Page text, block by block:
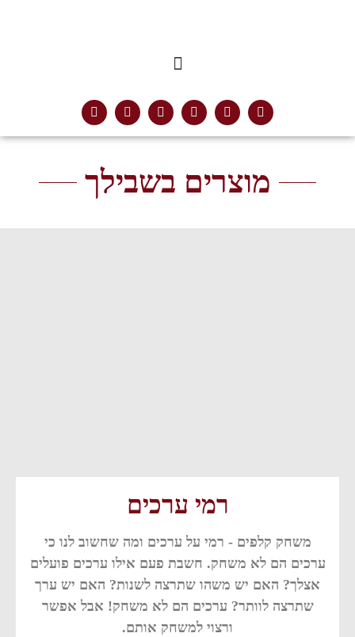
מוצרים בשבילך
רמי ערכים
משחק קלפים - רמי על ערכים ומה שחשוב לנו כי
ערכים הם לא משחק. חשבת פעם אילו ערכים פועלים
אצלך? האם יש משהו שתרצה לשנות? האם יש ערך
שתרצה לוותר? ערכים הם לא משחק! אבל אפשר
ורצוי למשחק אותם.